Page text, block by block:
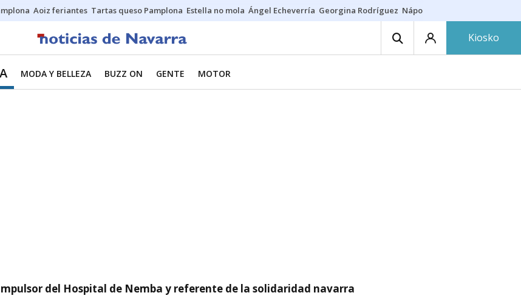
Aoiz feriantes Tartas queso Pamplona Estella no mola Ángel Echeverría Georgina Rodríguez Nápoles - Osasuna
Kiosko
MODA Y BELLEZA BUZZ ON GENTE MOTOR
del Hospital de Nemba y referente de la solidaridad navarra